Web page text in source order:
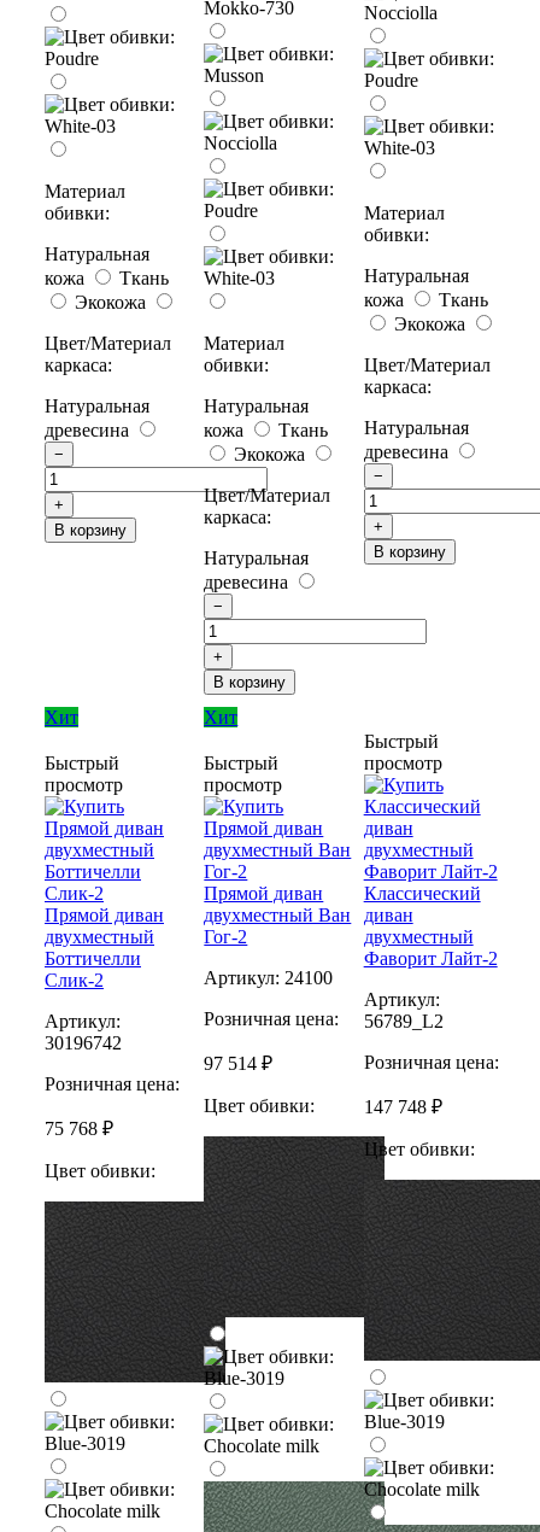
Материал
обивки:
Натуральная
кожа
Ткань
Экокожа
Цвет/Материал
каркаса:
Натуральная
древесина
−
+
В корзину
Материал
обивки:
Натуральная
кожа
Ткань
Экокожа
Цвет/Материал
каркаса:
Натуральная
древесина
−
+
В корзину
Материал
обивки:
Натуральная
кожа
Ткань
Экокожа
Цвет/Материал
каркаса:
Натуральная
древесина
−
+
В корзину
Хит
Быстрый
просмотр
Прямой диван
двухместный
Боттичелли
Слик-2
Артикул:
30196742
Розничная цена:
75 768 ₽
Цвет обивки:
Хит
Быстрый
просмотр
Прямой диван
двухместный Ван
Гог-2
Артикул:24100
Розничная цена:
97 514 ₽
Цвет обивки:
Быстрый
просмотр
Классический
диван
двухместный
Фаворит Лайт-2
Артикул:
56789_L2
Розничная цена:
147 748 ₽
Цвет обивки: